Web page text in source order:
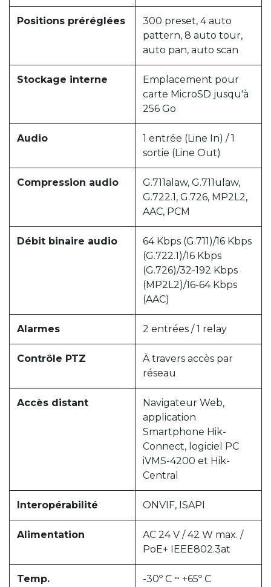
Positions préréglées
300 preset, 4 auto
pattern, 8 auto tour,
auto pan, auto scan
Stockage interne
Emplacement pour
carte MicroSD jusqu'à
256 Go
Audio
1 entrée (Line In) / 1
sortie (Line Out)
Compression audio
G.711alaw, G.711ulaw,
G.722.1, G.726, MP2L2,
AAC, PCM
Débit binaire audio
64 Kbps (G.711)/16 Kbps
(G.722.1)/16 Kbps
(G.726)/32-192 Kbps
(MP2L2)/16-64 Kbps
(AAC)
Alarmes 2 entrées / 1 relay
Contrôle PTZ
À travers accès par
réseau
Accès distant
Navigateur Web,
application
Smartphone Hik-
Connect, logiciel PC
iVMS-4200 et Hik-
Central
Interopérabilité ONVIF, ISAPI
Alimentation
AC 24 V / 42 W max. /
PoE+ IEEE802.3at
Temp.
-30º C ~ +65º C